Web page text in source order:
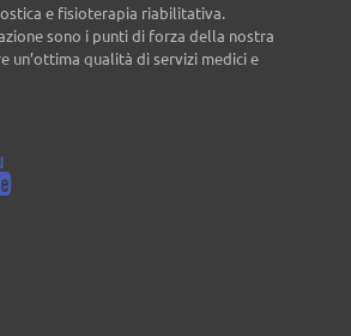
e fisioterapia riabilitativa.
sono i punti di forza della nostra
un’ottima qualità di servizi medici e